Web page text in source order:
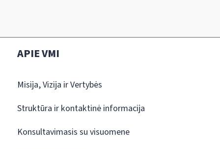
APIE VMI
Misija, Vizija ir Vertybės
Struktūra ir kontaktinė informacija
Konsultavimasis su visuomene